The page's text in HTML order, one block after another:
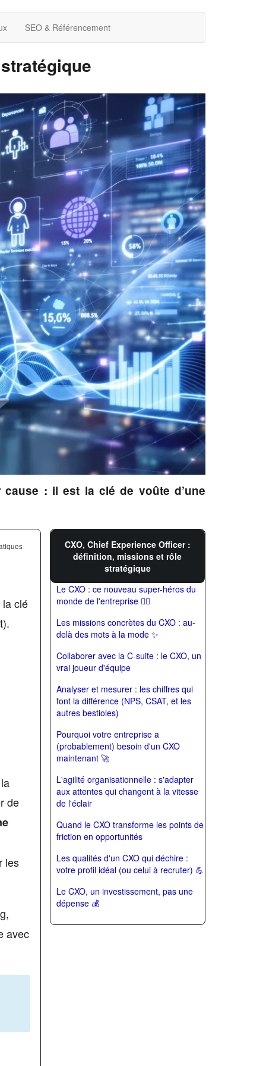
SEO & Référencement
: il est la clé de voûte d’une
clé
de
les
avec
CXO, Chief Experience Officer :
définition, missions et rôle
stratégique
Le CXO : ce nouveau super-héros du
monde de l'entreprise 🦸‍♂️
Les missions concrètes du CXO : au-
delà des mots à la mode ✨
Collaborer avec la C-suite : le CXO, un
vrai joueur d'équipe
Analyser et mesurer : les chiffres qui
font la différence (NPS, CSAT, et les
autres bestioles)
Pourquoi votre entreprise a
(probablement) besoin d'un CXO
maintenant 🚀
L'agilité organisationnelle : s'adapter
aux attentes qui changent à la vitesse
de l'éclair
Quand le CXO transforme les points de
friction en opportunités
Les qualités d'un CXO qui déchire :
votre profil idéal (ou celui à recruter) 💪
Le CXO, un investissement, pas une
dépense 💰